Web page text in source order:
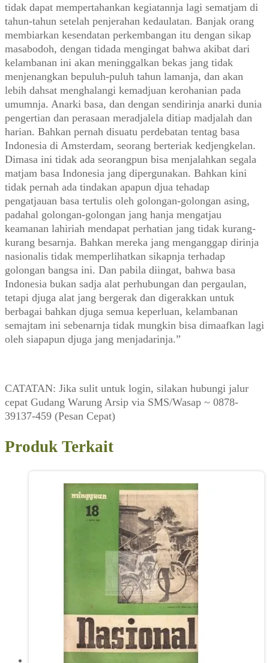
tidak dapat mempertahankan kegiatannja lagi sematjam di
tahun-tahun setelah penjerahan kedaulatan. Banjak orang
membiarkan kesendatan perkembangan itu dengan sikap
masabodoh, dengan tidada mengingat bahwa akibat dari
kelambanan ini akan meninggalkan bekas jang tidak
menjenangkan bepuluh-puluh tahun lamanja, dan akan
lebih dahsat menghalangi kemadjuan kerohanian pada
umumnja. Anarki basa, dan dengan sendirinja anarki dunia
pengertian dan perasaan meradjalela ditiap madjalah dan
harian. Bahkan pernah disuatu perdebatan tentag basa
Indonesia di Amsterdam, seorang berteriak kedjengkelan.
Dimasa ini tidak ada seorangpun bisa menjalahkan segala
matjam basa Indonesia jang dipergunakan. Bahkan kini
tidak pernah ada tindakan apapun djua tehadap
pengatjauan basa tertulis oleh golongan-golongan asing,
padahal golongan-golongan jang hanja mengatjau
keamanan lahiriah mendapat perhatian jang tidak kurang-
kurang besarnja. Bahkan mereka jang menganggap dirinja
nasionalis tidak memperlihatkan sikapnja terhadap
golongan bangsa ini. Dan pabila diingat, bahwa basa
Indonesia bukan sadja alat perhubungan dan pergaulan,
tetapi djuga alat jang bergerak dan digerakkan untuk
berbagai bahkan djuga semua keperluan, kelambanan
semajtam ini sebenarnja tidak mungkin bisa dimaafkan lagi
oleh siapapun djuga jang menjadarinja.”
CATATAN: Jika sulit untuk login, silakan hubungi jalur
cepat Gudang Warung Arsip via SMS/Wasap ~ 0878-
39137-459 (Pesan Cepat)
Produk Terkait